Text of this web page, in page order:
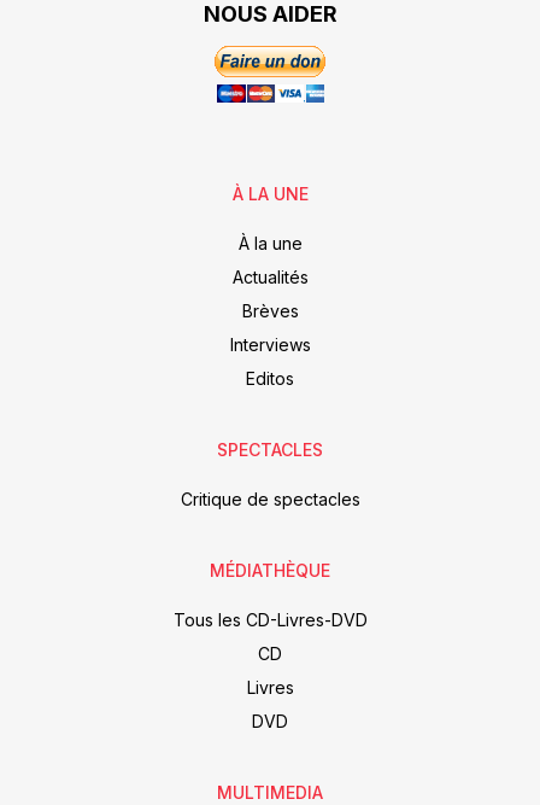
NOUS AIDER
À LA UNE
À la une
Actualités
Brèves
Interviews
Editos
SPECTACLES
Critique de spectacles
MÉDIATHÈQUE
Tous les CD-Livres-DVD
CD
Livres
DVD
MULTIMEDIA